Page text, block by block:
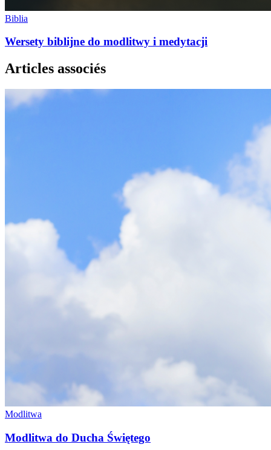
Biblia
Wersety biblijne do modlitwy i medytacji
Articles associés
Modlitwa
Modlitwa do Ducha Świętego